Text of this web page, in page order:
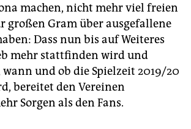
machen, nicht mehr viel freien
großen Gram über ausgefallene
Dass nun bis auf Weiteres
mehr stattfinden wird und
und ob die Spielzeit 2019/20
bereitet den Vereinen
Sorgen als den Fans.